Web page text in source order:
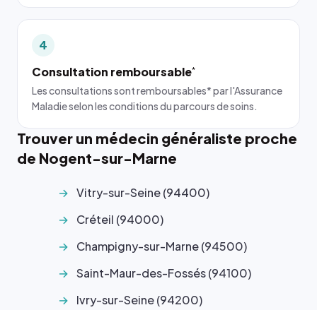
4
Consultation remboursable*
Les consultations sont remboursables* par l'Assurance
Maladie selon les conditions du parcours de soins.
Trouver un médecin généraliste proche
de Nogent-sur-Marne
Vitry-sur-Seine (94400)
Créteil (94000)
Champigny-sur-Marne (94500)
Saint-Maur-des-Fossés (94100)
Ivry-sur-Seine (94200)